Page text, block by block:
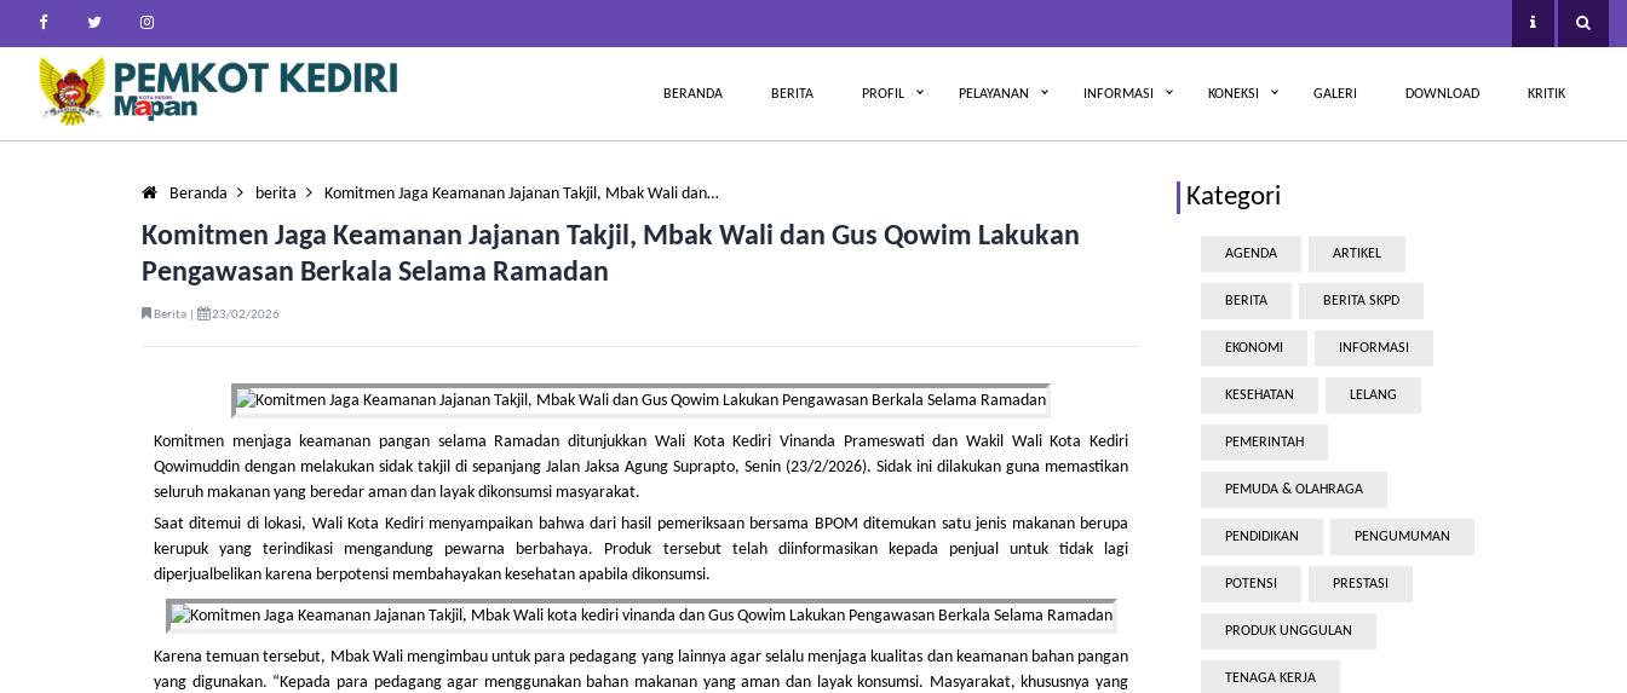
BERANDA BERITA PROFIL PELAYANAN INFORMASI KONEKSI GALERI DOWNLOAD KRITIK
Beranda berita Komitmen Jaga Keamanan Jajanan Takjil, Mbak Wali dan…
Komitmen Jaga Keamanan Jajanan Takjil, Mbak Wali dan Gus Qowim Lakukan
Pengawasan Berkala Selama Ramadan
Berita | 23/02/2026
Komitmen menjaga keamanan pangan selama Ramadan ditunjukkan Wali Kota Kediri Vinanda Prameswati dan Wakil Wali Kota Kediri
Qowimuddin dengan melakukan sidak takjil di sepanjang Jalan Jaksa Agung Suprapto, Senin (23/2/2026). Sidak ini dilakukan guna memastikan
seluruh makanan yang beredar aman dan layak dikonsumsi masyarakat.
Saat ditemui di lokasi, Wali Kota Kediri menyampaikan bahwa dari hasil pemeriksaan bersama BPOM ditemukan satu jenis makanan berupa
kerupuk yang terindikasi mengandung pewarna berbahaya. Produk tersebut telah diinformasikan kepada penjual untuk tidak lagi
diperjualbelikan karena berpotensi membahayakan kesehatan apabila dikonsumsi.
Karena temuan tersebut, Mbak Wali mengimbau untuk para pedagang yang lainnya agar selalu menjaga kualitas dan keamanan bahan pangan
yang digunakan. “Kepada para pedagang agar menggunakan bahan makanan yang aman dan layak konsumsi. Masyarakat, khususnya yang
Kategori
AGENDA ARTIKEL
BERITA BERITA SKPD
EKONOMI INFORMASI
KESEHATAN LELANG
PEMERINTAH
PEMUDA & OLAHRAGA
PENDIDIKAN PENGUMUMAN
POTENSI PRESTASI
PRODUK UNGGULAN
TENAGA KERJA